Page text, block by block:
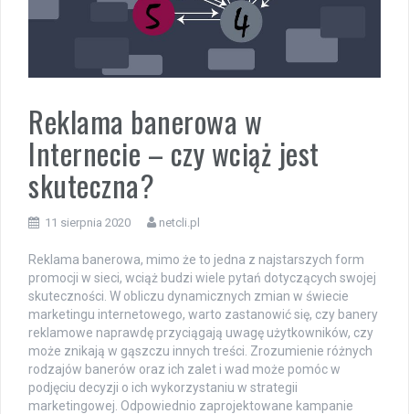
Reklama banerowa w
Internecie – czy wciąż jest
skuteczna?
11 sierpnia 2020 netcli.pl
Reklama banerowa, mimo że to jedna z najstarszych form
promocji w sieci, wciąż budzi wiele pytań dotyczących swojej
skuteczności. W obliczu dynamicznych zmian w świecie
marketingu internetowego, warto zastanowić się, czy banery
reklamowe naprawdę przyciągają uwagę użytkowników, czy
może znikają w gąszczu innych treści. Zrozumienie różnych
rodzajów banerów oraz ich zalet i wad może pomóc w
podjęciu decyzji o ich wykorzystaniu w strategii
marketingowej. Odpowiednio zaprojektowane kampanie